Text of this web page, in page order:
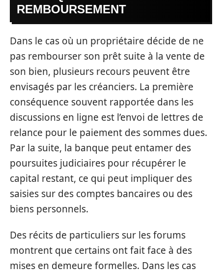
REMBOURSEMENT
Dans le cas où un propriétaire décide de ne
pas rembourser son prêt suite à la vente de
son bien, plusieurs recours peuvent être
envisagés par les créanciers. La première
conséquence souvent rapportée dans les
discussions en ligne est l’envoi de lettres de
relance pour le paiement des sommes dues.
Par la suite, la banque peut entamer des
poursuites judiciaires pour récupérer le
capital restant, ce qui peut impliquer des
saisies sur des comptes bancaires ou des
biens personnels.
Des récits de particuliers sur les forums
montrent que certains ont fait face à des
mises en demeure formelles. Dans les cas